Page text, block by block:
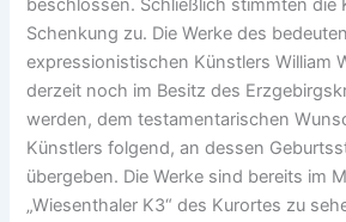
beschlossen. Schließlich stimmten die
Schenkung zu. Die Werke des
expressionistischen Künstlers William
derzeit noch im Besitz des
werden, dem testamentarischen
Künstlers folgend, an dessen
übergeben. Die Werke sind bereits im
„Wiesenthaler K3“ des Kurortes zu